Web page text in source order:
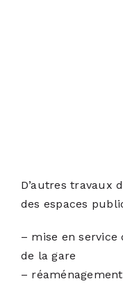
D’autres travaux
des espaces
– mise en
de la gare
–